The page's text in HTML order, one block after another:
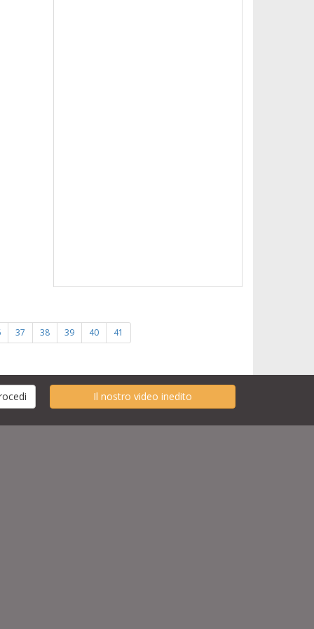
37 38 39 40 41
Il nostro video inedito